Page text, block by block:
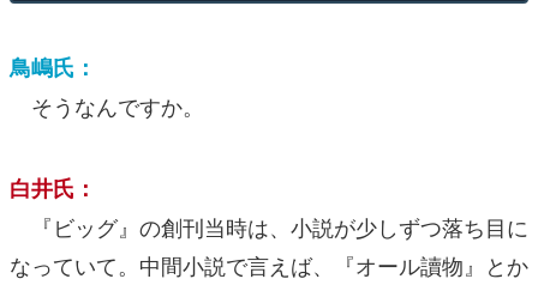
鳥嶋氏：
そうなんですか。
白井氏：
『ビッグ』の創刊当時は、小説が少しずつ落ち目に
なっていて。中間小説で言えば、『オール讀物』とか